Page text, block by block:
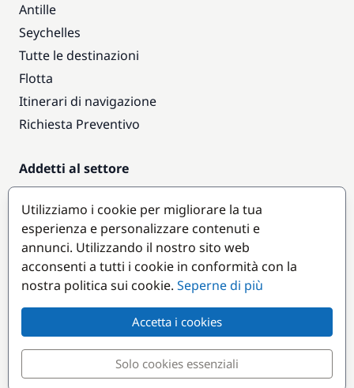
Antille
Seychelles
Tutte le destinazioni
Flotta
Itinerari di navigazione
Richiesta Preventivo
Addetti al settore
Accesso armatori
Diventare partner
Destinazioni popolari
Utilizziamo i cookie per migliorare la tua
esperienza e personalizzare contenuti e
annunci. Utilizzando il nostro sito web
acconsenti a tutti i cookie in conformità con la
nostra politica sui cookie. Seperne di più
Accetta i cookies
Solo cookies essenziali